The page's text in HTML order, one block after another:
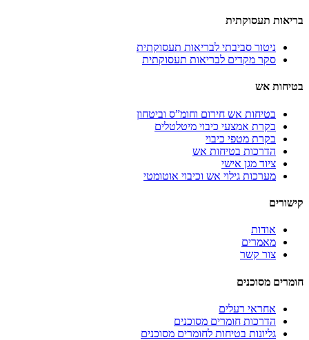
בריאות תעסוקתית
ניטור סביבתי לבריאות תעסוקתית
סקר מקדים לבריאות תעסוקתית
בטיחות אש
בטיחות אש חירום וחומ”ס וביטחון
בקרת אמצעי כיבוי מיטלטלים
בקרת מטפי כיבוי
הדרכות בטיחות אש
ציוד מגן אישי
מערכות גילוי אש וכיבוי אוטומטי
קישורים
אודות
מאמרים
צור קשר
חומרים מסוכנים
אחראי רעלים
הדרכות חומרים מסוכנים
גליונות בטיחות לחומרים מסוכנים